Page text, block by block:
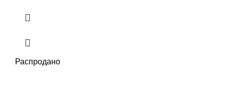
Распродано